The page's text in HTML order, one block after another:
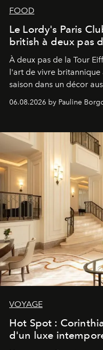
FOOD
Le Lordy's Paris
british à deux pas
À deux pas de la Tour
l'art de vivre britannique
saison dans un décor
06.08.2026 by Pauline
VOYAGE
Hot Spot :
d'un luxe